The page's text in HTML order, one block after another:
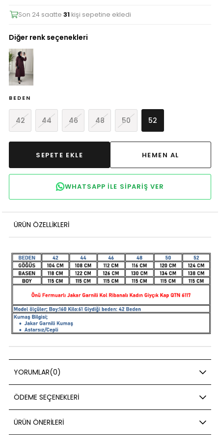
Son 24 saatte31 kişi sepetine ekledi
Diğer renk seçenekleri
BEDEN
42 44 46 48 50 52
WHATSAPP ILE SIPARIŞ VER
ÜRÜN ÖZELLIKLERI
YORUMLAR(0)
ÖDEME SEÇENEKLERI
ÜRÜN ÖNERILERI